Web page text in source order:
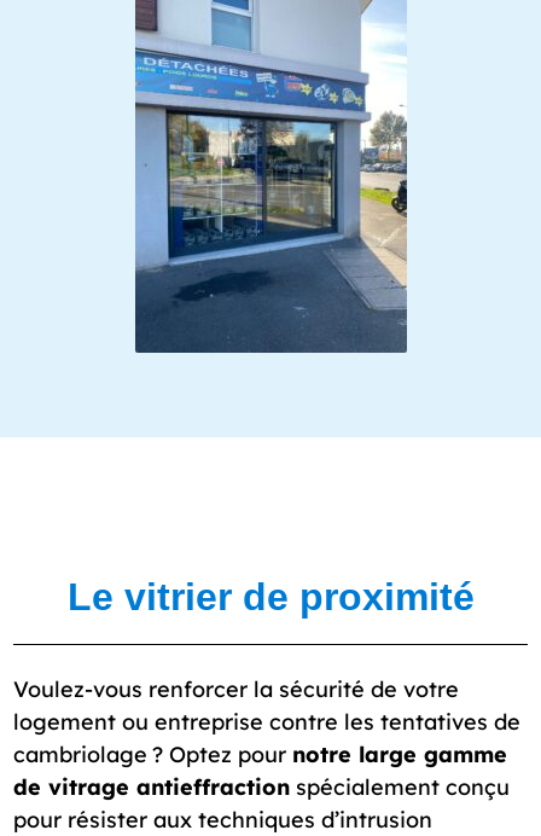
Le vitrier de proximité
Voulez-vous renforcer la sécurité de votre
logement ou entreprise contre les tentatives de
cambriolage ? Optez pour notre large gamme
de vitrage antieffraction spécialement conçu
pour résister aux techniques d’intrusion